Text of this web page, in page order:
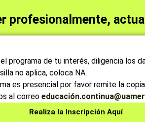
profesionalmente,
programa de tu interés, diligencia los
no aplica, coloca NA.
es presencial por favor remite la
al correo
Realiza la Inscripción Aquí